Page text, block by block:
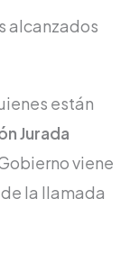
alcanzados
están
Jurada
viene
la llamada